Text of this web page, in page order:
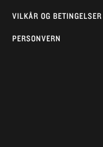
VILKÅR OG BETINGELSER
PERSONVERN